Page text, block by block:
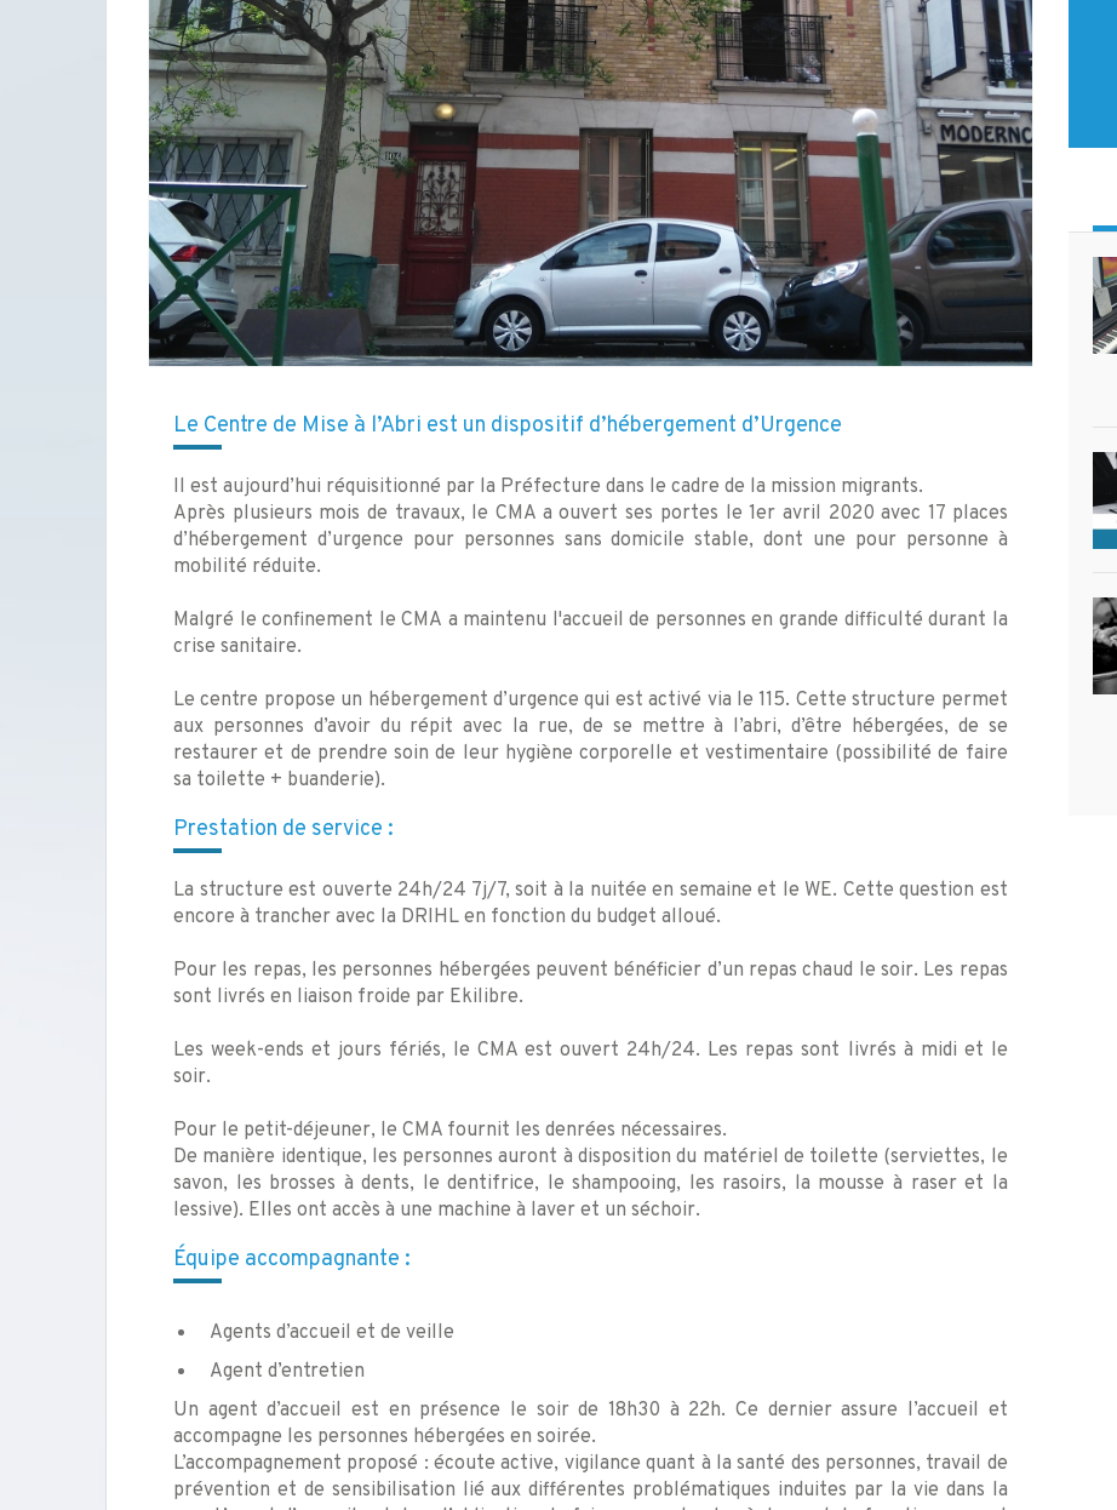
Le Centre de Mise à l’Abri est un dispositif d’hébergement d’Urgence
Il est aujourd’hui réquisitionné par la Préfecture dans le cadre de la mission migrants.
Après plusieurs mois de travaux, le CMA a ouvert ses portes le 1er avril 2020 avec 17 places
d’hébergement d’urgence pour personnes sans domicile stable, dont une pour personne à
mobilité réduite.
Malgré le confinement le CMA a maintenu l'accueil de personnes en grande difficulté durant la
crise sanitaire.
Le centre propose un hébergement d’urgence qui est activé via le 115. Cette structure permet
aux personnes d’avoir du répit avec la rue, de se mettre à l’abri, d’être hébergées, de se
restaurer et de prendre soin de leur hygiène corporelle et vestimentaire (possibilité de faire
sa toilette + buanderie).
Prestation de service :
La structure est ouverte 24h/24 7j/7, soit à la nuitée en semaine et le WE. Cette question est
encore à trancher avec la DRIHL en fonction du budget alloué.
Pour les repas, les personnes hébergées peuvent bénéficier d’un repas chaud le soir. Les repas
sont livrés en liaison froide par Ekilibre.
Les week-ends et jours fériés, le CMA est ouvert 24h/24. Les repas sont livrés à midi et le
soir.
Pour le petit-déjeuner, le CMA fournit les denrées nécessaires.
De manière identique, les personnes auront à disposition du matériel de toilette (serviettes, le
savon, les brosses à dents, le dentifrice, le shampooing, les rasoirs, la mousse à raser et la
lessive). Elles ont accès à une machine à laver et un séchoir.
Équipe accompagnante :
Agents d’accueil et de veille
Agent d’entretien
Un agent d’accueil est en présence le soir de 18h30 à 22h. Ce dernier assure l’accueil et
accompagne les personnes hébergées en soirée.
L’accompagnement proposé : écoute active, vigilance quant à la santé des personnes, travail de
prévention et de sensibilisation lié aux différentes problématiques induites par la vie dans la